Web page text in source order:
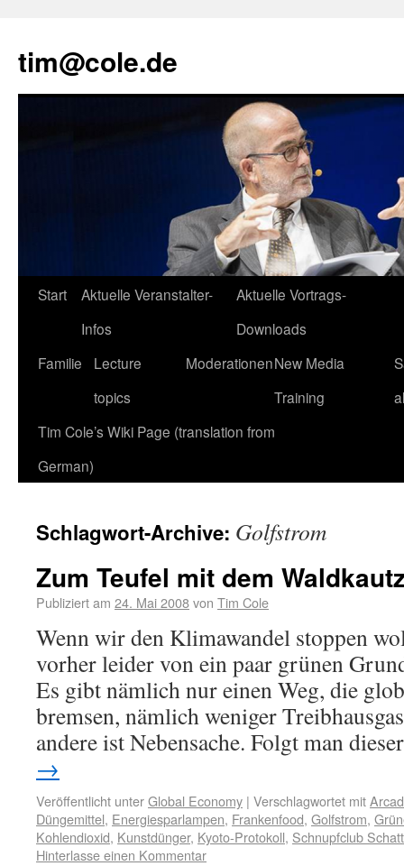
tim@cole.de
Start
Aktuelle Veranstalter-
Infos
Aktuelle Vortrags-
Downloads
Familie
Lecture
topics
ModerationenNew Media
Training
Tim Cole’s Wiki Page (translation from
German)
Schlagwort-Archive: Golfstrom
Zum Teufel mit dem
Publiziert am 24. Mai 2008von Tim Cole
Wenn wir den Klimawandel stoppen
vorher leider von ein paar grünen
Es gibt nämlich nur einen Weg, die
bremsen, nämlich weniger
andere ist Nebensache. Folgt man
→
Veröffentlicht unterGlobal Economy | Verschlagwortet mit
Düngemittel, Energiesparlampen, Frankenfood, Golfstrom,
Kohlendioxid, Kunstdünger, Kyoto-Protokoll, Schnupfclub
Hinterlasse einen Kommentar